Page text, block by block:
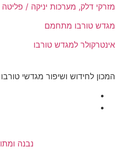
מזרקי דלק, מערכות יניקה /
מגדש טורבו מתחמם
אינטרקולר למגדש טורבו
המכון לחידוש ושיפור מגדשי
נבנה